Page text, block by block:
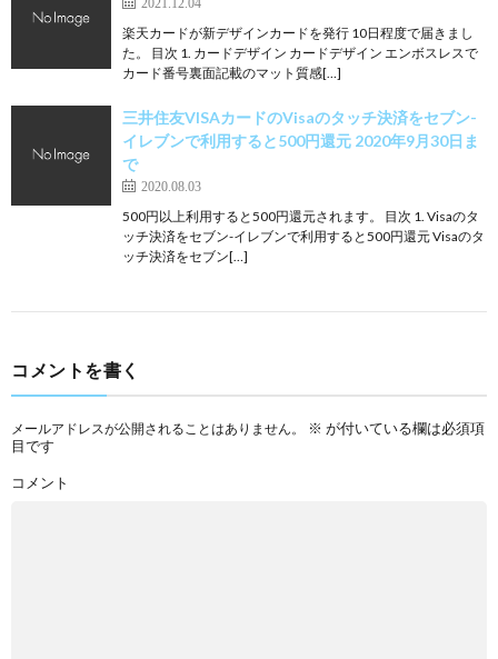
楽天カードが新デザインカードを発行 10日程度で届きまし
た。 目次 1. カードデザイン カードデザイン エンボスレスで
カード番号裏面記載のマット質感[…]
三井住友VISAカードのVisaのタッチ決済をセブン-
イレブンで利用すると500円還元 2020年9月30日ま
で
2020.08.03
500円以上利用すると500円還元されます。 目次 1. Visaのタ
ッチ決済をセブン-イレブンで利用すると500円還元 Visaのタ
ッチ決済をセブン[…]
コメントを書く
メールアドレスが公開されることはありません。 ※ が付いている欄は必須項
目です
コメント